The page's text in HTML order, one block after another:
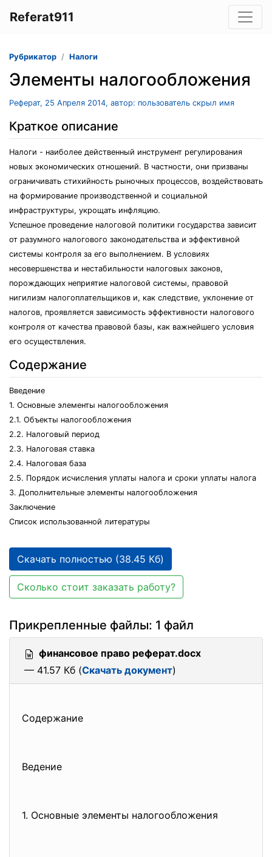
Referat911
Рубрикатор Налоги
Элементы налогообложения
Реферат, 25 Апреля 2014, автор: пользователь скрыл имя
Краткое описание
Налоги - наиболее действенный инструмент регулирования
новых экономических отношений. В частности, они призваны
ограничивать стихийность рыночных процессов, воздействовать
на формирование производственной и социальной
инфраструктуры, укрощать инфляцию.
Успешное проведение налоговой политики государства зависит
от разумного налогового законодательства и эффективной
системы контроля за его выполнением. В условиях
несовершенства и нестабильности налоговых законов,
порождающих неприятие налоговой системы, правовой
нигилизм налогоплательщиков и, как следствие, уклонение от
налогов, проявляется зависимость эффективности налогового
контроля от качества правовой базы, как важнейшего условия
его осуществления.
Содержание
Введение
1. Основные элементы налогообложения
2.1. Объекты налогообложения
2.2. Налоговый период
2.3. Налоговая ставка
2.4. Налоговая база
2.5. Порядок исчисления уплаты налога и сроки уплаты налога
3. Дополнительные элементы налогообложения
Заключение
Список использованной литературы
Скачать полностью (38.45 Кб)
Сколько стоит заказать работу?
Прикрепленные файлы: 1 файл
финансовое право реферат.docx
— 41.57 Кб (Скачать документ)
Содержание
Ведение
1. Основные элементы налогообложения